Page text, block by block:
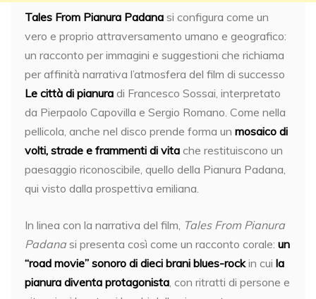
Tales From Pianura Padana si configura come un
vero e proprio attraversamento umano e geografico:
un racconto per immagini e suggestioni che richiama
per affinità narrativa l’atmosfera del film di successo
Le città di pianura di Francesco Sossai, interpretato
da Pierpaolo Capovilla e Sergio Romano. Come nella
pellicola, anche nel disco prende forma un mosaico di
volti, strade e frammenti di vita che restituiscono un
paesaggio riconoscibile, quello della Pianura Padana,
qui visto dalla prospettiva emiliana.
In linea con la narrativa del film, Tales From Pianura
Padanasi presenta così come un racconto corale: un
“road movie” sonoro di dieci brani blues-rockin cui la
pianura diventa protagonista , con ritratti di persone e